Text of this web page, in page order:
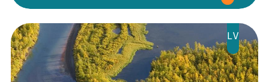
Kontakti
LV